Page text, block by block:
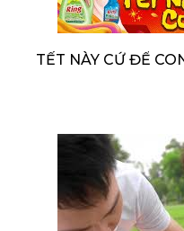
TẾT NÀY CỨ ĐỂ